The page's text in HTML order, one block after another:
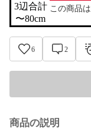
3辺合計
〜80cm
この商品は
6 2
商品の説明